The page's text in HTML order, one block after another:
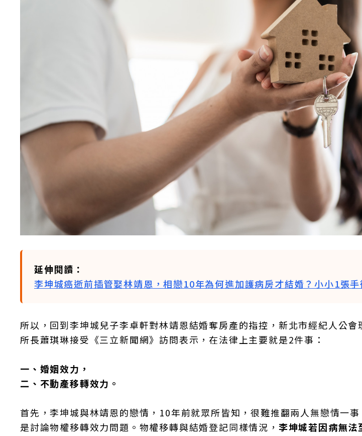
延伸閱讀：
李坤城癌逝前插管娶林靖恩，相戀10年為何進加護病房才結婚？小小1張
所以，回到李坤城兒子李卓軒對林靖恩結婚奪房產的指控，新北市經紀人公
所長蕭琪琳接受《三立新聞網》訪問表示，在法律上主要就是2件事：
一、婚姻效力，
二、不動產移轉效力。
首先，李坤城與林靖恩的戀情，10年前就眾所皆知，很難推翻兩人無戀情一
是討論物權移轉效力問題。物權移轉與結婚登記同樣情況， 李坤城若因病無法